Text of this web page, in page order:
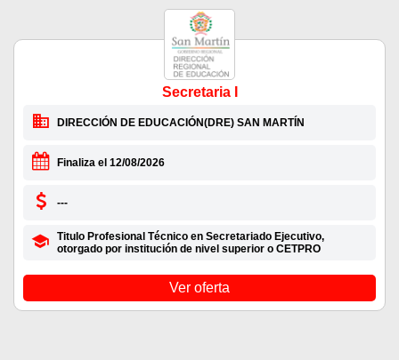
Secretaria I
DIRECCIÓN DE EDUCACIÓN(DRE) SAN MARTÍN
Finaliza el 12/08/2026
---
Titulo Profesional Técnico en Secretariado Ejecutivo,
otorgado por institución de nivel superior o CETPRO
Ver oferta